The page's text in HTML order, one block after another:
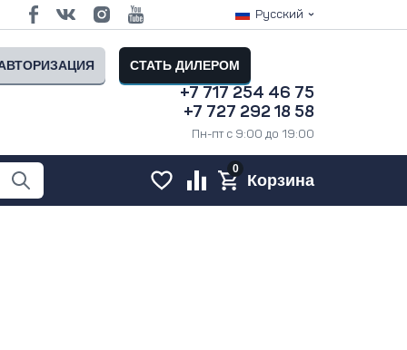
Русский
СТАТЬ ДИЛЕРОМ
+7 717 254 46 75
+7 727 292 18 58
Пн-пт с 9:00 до 19:00
Корзина
0